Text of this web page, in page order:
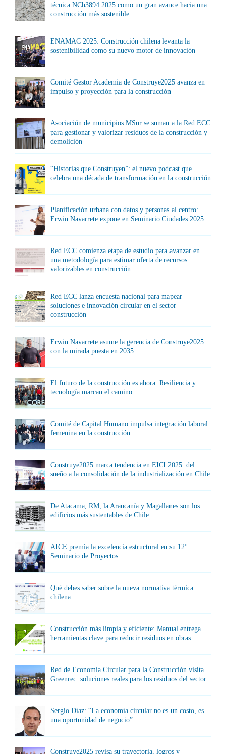
técnica NCh3894:2025 como un gran avance hacia una
construcción más sostenible
ENAMAC 2025: Construcción chilena levanta la
sostenibilidad como su nuevo motor de innovación
Comité Gestor Academia de Construye2025 avanza en
impulso y proyección para la construcción
Asociación de municipios MSur se suman a la Red ECC
para gestionar y valorizar residuos de la construcción y
demolición
“Historias que Construyen”: el nuevo podcast que
celebra una década de transformación en la construcción
Planificación urbana con datos y personas al centro:
Erwin Navarrete expone en Seminario Ciudades 2025
Red ECC comienza etapa de estudio para avanzar en
una metodología para estimar oferta de recursos
valorizables en construcción
Red ECC lanza encuesta nacional para mapear
soluciones e innovación circular en el sector
construcción
Erwin Navarrete asume la gerencia de Construye2025
con la mirada puesta en 2035
El futuro de la construcción es ahora: Resiliencia y
tecnología marcan el camino
Comité de Capital Humano impulsa integración laboral
femenina en la construcción
Construye2025 marca tendencia en EICI 2025: del
sueño a la consolidación de la industrialización en Chile
De Atacama, RM, la Araucanía y Magallanes son los
edificios más sustentables de Chile
AICE premia la excelencia estructural en su 12°
Seminario de Proyectos
Qué debes saber sobre la nueva normativa térmica
chilena
Construcción más limpia y eficiente: Manual entrega
herramientas clave para reducir residuos en obras
Red de Economía Circular para la Construcción visita
Greenrec: soluciones reales para los residuos del sector
Sergio Díaz: “La economía circular no es un costo, es
una oportunidad de negocio”
Construye2025 revisa su trayectoria, logros y